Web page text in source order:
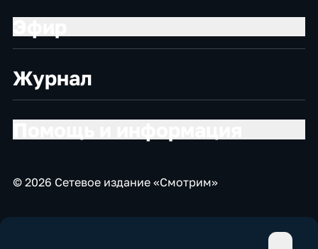
Журнал
© 2026 Сетевое издание «Смотрим»